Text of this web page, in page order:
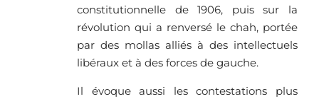
constitutionnelle de 1906, puis sur la
révolution qui a renversé le chah, portée
par des mollas alliés à des intellectuels
libéraux et à des forces de gauche.
Il évoque aussi les contestations plus